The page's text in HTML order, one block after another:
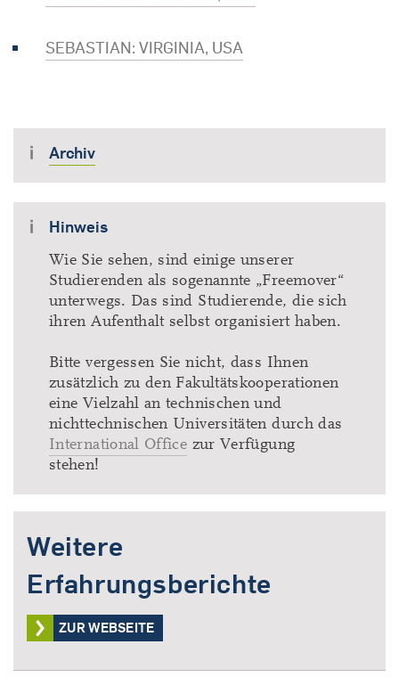
SEBASTIAN: VIRGINIA, USA
Archiv
Hinweis
Wie Sie sehen, sind einige unserer
Studierenden als sogenannte „Freemover“
unterwegs. Das sind Studierende, die sich
ihren Aufenthalt selbst organisiert haben.
Bitte vergessen Sie nicht, dass Ihnen
zusätzlich zu den Fakultätskooperationen
eine Vielzahl an technischen und
nichttechnischen Universitäten durch das
International Office zur Verfügung
stehen!
Weitere
Erfahrungsberichte
ZUR WEBSEITE